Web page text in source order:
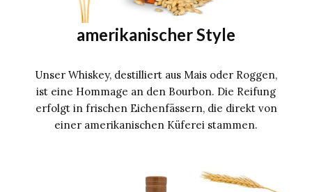
amerikanischer Style
Unser Whiskey, destilliert aus Mais oder Roggen,
ist eine Hommage an den Bourbon. Die Reifung
erfolgt in frischen Eichenfässern, die direkt von
einer amerikanischen Küferei stammen.